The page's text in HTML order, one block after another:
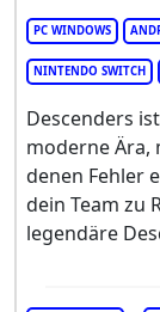
PC WINDOWS
NINTENDO SWITCH
Descenders
moderne Ära,
denen Fehler
dein Team zu
legendäre